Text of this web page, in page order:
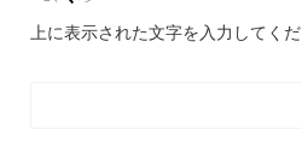
上に表示された文字を入力してくだ